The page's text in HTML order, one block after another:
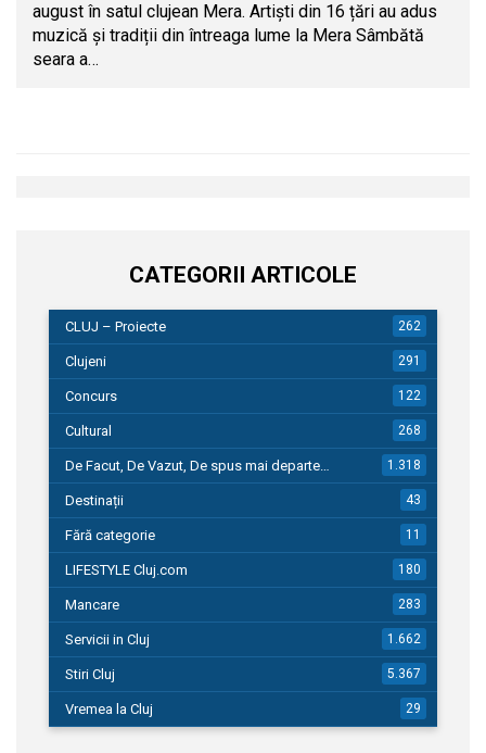
august în satul clujean Mera. Artiști din 16 țări au adus
muzică și tradiții din întreaga lume la Mera Sâmbătă
seara a…
CATEGORII ARTICOLE
CLUJ – Proiecte 262
Clujeni 291
Concurs 122
Cultural 268
De Facut, De Vazut, De spus mai departe… 1.318
Destinații 43
Fără categorie 11
LIFESTYLE Cluj.com 180
Mancare 283
Servicii in Cluj 1.662
Stiri Cluj 5.367
Vremea la Cluj 29